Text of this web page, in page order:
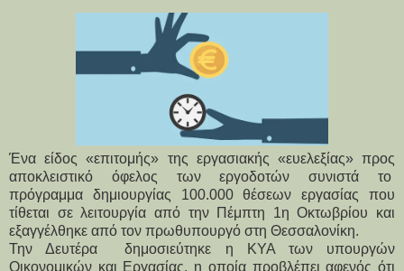
Ένα είδος «επιτομής» της εργασιακής «ευελεξίας» προς
αποκλειστικό όφελος των εργοδοτών συνιστά το
πρόγραμμα δημιουργίας 100.000 θέσεων εργασίας που
τίθεται σε λειτουργία από την Πέμπτη 1η Οκτωβρίου και
εξαγγέλθηκε από τον πρωθυπουργό στη Θεσσαλονίκη.
Την Δευτέρα δημοσιεύτηκε η ΚΥΑ των υπουργών
Οικονομικών και Εργασίας, η οποία προβλέπει αφενός ότι